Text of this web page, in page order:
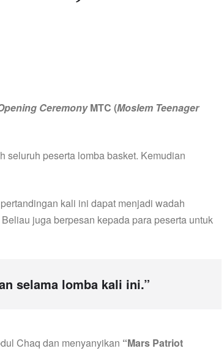
CeremonyMTC (Moslem Teenager
peserta lomba basket. Kemudian
kali ini dapat menjadi wadah
juga berpesan kepada para peserta untuk
selama lomba kali ini.”
Chaq dan menyanyikan “Mars Patriot